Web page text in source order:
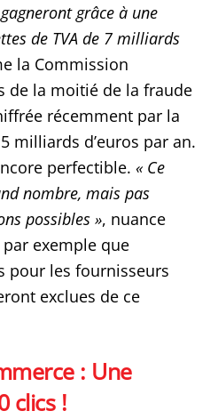
grâce à une
de TVA de 7 milliards
la Commission
de la moitié de la fraude
récemment par la
milliards d’euros par an.
perfectible.« Ce
nombre, mais pas
possibles », nuance
par exemple que
pour les fournisseurs
exclues de ce
: Une
clics !